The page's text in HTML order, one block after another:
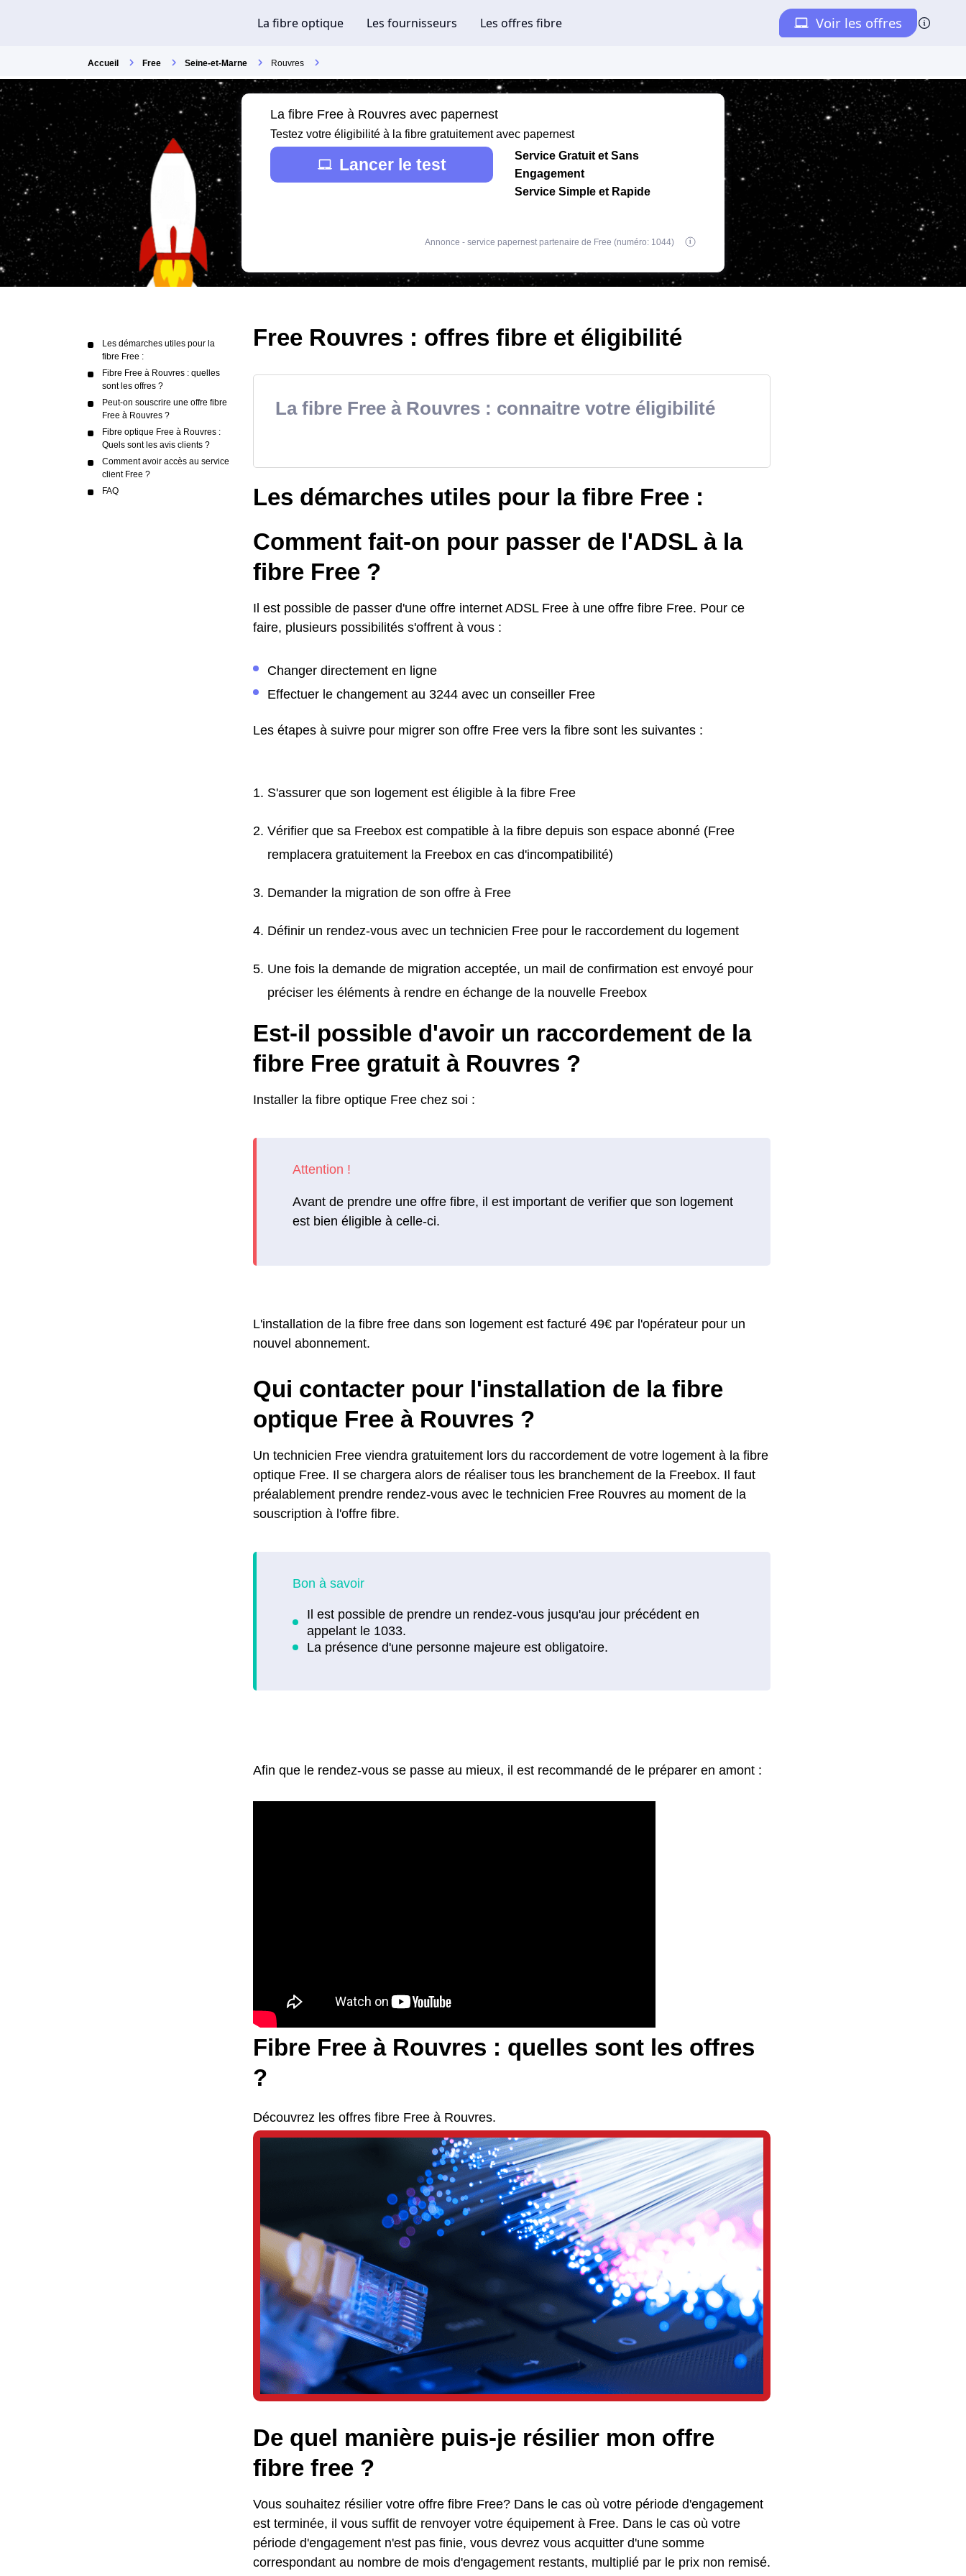
Accueil Free Seine-et-Marne Rouvres
La fibre Free à Rouvres avec papernest
Testez votre éligibilité à la fibre gratuitement avec papernest
Lancer le test
Service Gratuit et Sans
Engagement
Service Simple et Rapide
Annonce - service papernest partenaire de Free (numéro: 1044)
Les démarches utiles pour la
fibre Free :
Fibre Free à Rouvres : quelles
sont les offres ?
Peut-on souscrire une offre fibre
Free à Rouvres ?
Fibre optique Free à Rouvres :
Quels sont les avis clients ?
Comment avoir accès au service
client Free ?
FAQ
Free Rouvres : offres fibre et éligibilité
La fibre Free à Rouvres : connaitre votre éligibilité
Les démarches utiles pour la fibre Free :
Comment fait-on pour passer de l'ADSL à la
fibre Free ?
Il est possible de passer d'une offre internet ADSL Free à une offre fibre Free. Pour ce
faire, plusieurs possibilités s'offrent à vous :
Changer directement en ligne
Effectuer le changement au 3244 avec un conseiller Free
Les étapes à suivre pour migrer son offre Free vers la fibre sont les suivantes :
S'assurer que son logement est éligible à la fibre Free
Vérifier que sa Freebox est compatible à la fibre depuis son espace abonné (Free
remplacera gratuitement la Freebox en cas d'incompatibilité)
Demander la migration de son offre à Free
Définir un rendez-vous avec un technicien Free pour le raccordement du logement
Une fois la demande de migration acceptée, un mail de confirmation est envoyé pour
préciser les éléments à rendre en échange de la nouvelle Freebox
Est-il possible d'avoir un raccordement de la
fibre Free gratuit à Rouvres ?
Installer la fibre optique Free chez soi :
Avant de prendre une offre fibre, il est important de verifier que son logement
est bien éligible à celle-ci.
L'installation de la fibre free dans son logement est facturé 49€ par l'opérateur pour un
nouvel abonnement.
Qui contacter pour l'installation de la fibre
optique Free à Rouvres ?
Un technicien Free viendra gratuitement lors du raccordement de votre logement à la fibre
optique Free. Il se chargera alors de réaliser tous les branchement de la Freebox. Il faut
préalablement prendre rendez-vous avec le technicien Free Rouvres au moment de la
souscription à l'offre fibre.
Afin que le rendez-vous se passe au mieux, il est recommandé de le préparer en amont :
Fibre Free à Rouvres : quelles sont les offres
?
Découvrez les offres fibre Free à Rouvres.
De quel manière puis-je résilier mon offre
fibre free ?
Vous souhaitez résilier votre offre fibre Free? Dans le cas où votre période d'engagement
est terminée, il vous suffit de renvoyer votre équipement à Free. Dans le cas où votre
période d'engagement n'est pas finie, vous devrez vous acquitter d'une somme
correspondant au nombre de mois d'engagement restants, multiplié par le prix non remisé.